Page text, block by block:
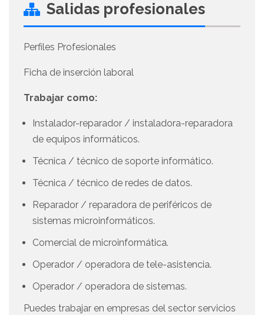
Salidas profesionales
Perfiles Profesionales
Ficha de inserción laboral
Trabajar como:
Instalador-reparador / instaladora-reparadora
de equipos informáticos.
Técnica / técnico de soporte informático.
Técnica / técnico de redes de datos.
Reparador / reparadora de periféricos de
sistemas microinformáticos.
Comercial de microinformática.
Operador / operadora de tele-asistencia.
Operador / operadora de sistemas.
Puedes trabajar en empresas del sector servicios